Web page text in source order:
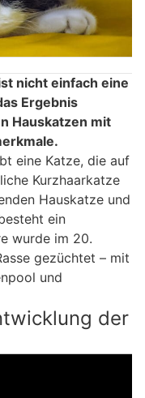
nicht einfach eine
Ergebnis
Hauskatzen mit
eine Katze, die auf
Kurzhaarkatze
Hauskatze und
ein
wurde im 20.
gezüchtet – mit
und
der